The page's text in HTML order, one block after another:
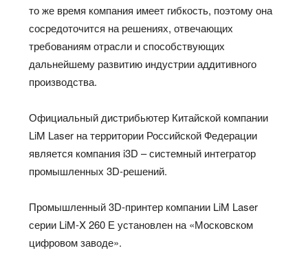
то же время компания имеет гибкость, поэтому она
сосредоточится на решениях, отвечающих
требованиям отрасли и способствующих
дальнейшему развитию индустрии аддитивного
производства.
Официальный дистрибьютер Китайской компании
LiM Laser на территории Российской Федерации
является компания i3D – системный интегратор
промышленных 3D-решений.
Промышленный 3D-принтер компании LiM Laser
серии LiM-X 260 Е установлен на «Московском
цифровом заводе».